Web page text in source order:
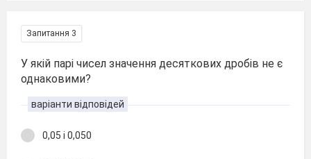
Запитання 3
У якій парі чисел значення десяткових дробів не є
однаковими?
варіанти відповідей
0,05 і 0,050